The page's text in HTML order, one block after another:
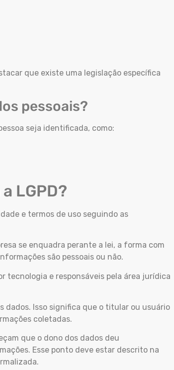
que existe uma legislação específica
pessoais?
seja identificada, como:
LGPD?
e termos de uso seguindo as
se enquadra perante a lei, a forma com
são pessoais ou não.
tecnologia e responsáveis pela área jurídica
dados. Isso significa que o titular ou usuário
coletadas.
que o dono dos dados deu
Esse ponto deve estar descrito na